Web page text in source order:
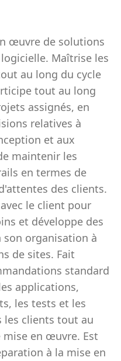
œuvre de solutions
Maîtrise les
au long du cycle
tout au long
assignés, en
relatives à
et aux
maintenir les
en termes de
des clients.
le client pour
et développe des
son organisation à
de sites. Fait
standard
applications,
les tests et les
les clients tout au
mise en œuvre. Est
à la mise en